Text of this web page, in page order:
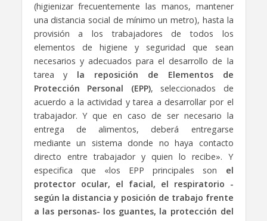
(higienizar frecuentemente las manos, mantener
una distancia social de mínimo un metro), hasta la
provisión a los trabajadores de todos los
elementos de higiene y seguridad que sean
necesarios y adecuados para el desarrollo de la
tarea y la reposición de Elementos de
Protección Personal (EPP), seleccionados de
acuerdo a la actividad y tarea a desarrollar por el
trabajador. Y que en caso de ser necesario la
entrega de alimentos, deberá entregarse
mediante un sistema donde no haya contacto
directo entre trabajador y quien lo recibe». Y
especifica que «los EPP principales son el
protector ocular, el facial, el respiratorio -
según la distancia y posición de trabajo frente
a las personas- los guantes, la protección del